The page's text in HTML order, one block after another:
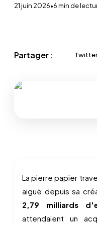
21 juin 2026•6min de
Partager :
La pierre papier traverse sa crise de liquidité la plus
aiguë depuis sa
2,79 milliards
attendaient un